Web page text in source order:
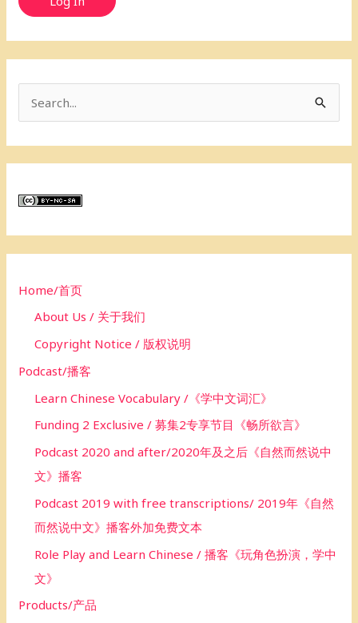
c
rHome/首页
About Us / 关于我们
Copyright Notice / 版权说明
Podcast/播客
Learn Chinese Vocabulary /《学中文词汇》
Funding 2 Exclusive / 募集2专享节目《畅所欲言》
Podcast 2020 and after/2020年及之后《自然而然说中
文》播客
Podcast 2019 with free transcriptions/ 2019年《自然
而然说中文》播客外加免费文本
Role Play and Learn Chinese / 播客《玩角色扮演，学中
文》
Products/产品